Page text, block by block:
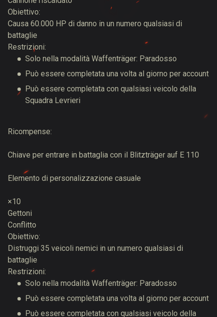
Obiettivo:
Causa 60.000 HP di danno in un numero qualsiasi di
battaglie
Restrizioni:
Solo nella modalità Waffenträger: Paradosso
Può essere completata una volta al giorno per account
Può essere completata con qualsiasi veicolo della
Squadra Levrieri
Ricompense:
Chiave per entrare in battaglia con il Blitzträger auf E 110
Elemento di personalizzazione casuale
×10
Gettoni
Conflitto
Obiettivo:
Distruggi 35 veicoli nemici in un numero qualsiasi di
battaglie
Restrizioni:
Solo nella modalità Waffenträger: Paradosso
Può essere completata una volta al giorno per account
Può essere completata con qualsiasi veicolo della